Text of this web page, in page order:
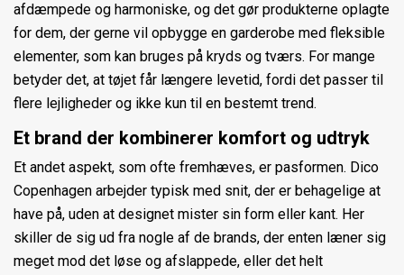
afdæmpede og harmoniske, og det gør produkterne oplagte
for dem, der gerne vil opbygge en garderobe med fleksible
elementer, som kan bruges på kryds og tværs. For mange
betyder det, at tøjet får længere levetid, fordi det passer til
flere lejligheder og ikke kun til en bestemt trend.
Et brand der kombinerer komfort og udtryk
Et andet aspekt, som ofte fremhæves, er pasformen. Dico
Copenhagen arbejder typisk med snit, der er behagelige at
have på, uden at designet mister sin form eller kant. Her
skiller de sig ud fra nogle af de brands, der enten læner sig
meget mod det løse og afslappede, eller det helt